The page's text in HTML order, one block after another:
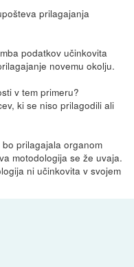
prilagajanja
podatkov učinkovita
novemu okolju.
v tem primeru?
ki se niso prilagodili ali
prilagajala organom
motodologija se že uvaja.
ni učinkovita v svojem